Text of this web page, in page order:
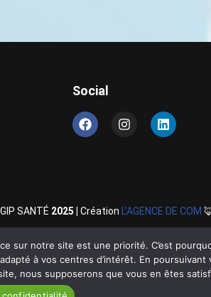
Social
SANTÉ 2025 | Création L’AGENCE DE COM
sur notre site est une priorité. C’est
à vos centres d’intérêt. En
nous supposerons que vous en êtes